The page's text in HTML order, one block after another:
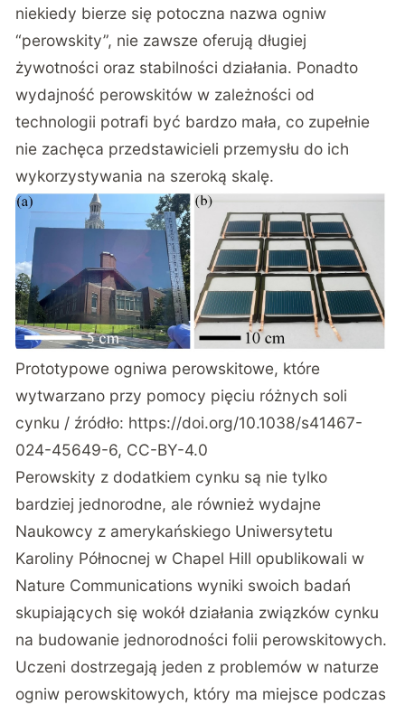
niekiedy bierze się potoczna nazwa ogniw
“perowskity”, nie zawsze oferują długiej
żywotności oraz stabilności działania. Ponadto
wydajność perowskitów w zależności od
technologii potrafi być bardzo mała, co zupełnie
nie zachęca przedstawicieli przemysłu do ich
wykorzystywania na szeroką skalę.
Prototypowe ogniwa perowskitowe, które
wytwarzano przy pomocy pięciu różnych soli
cynku / źródło: https://doi.org/10.1038/s41467-
024-45649-6, CC-BY-4.0
Perowskity z dodatkiem cynku są nie tylko
bardziej jednorodne, ale również wydajne
Naukowcy z amerykańskiego Uniwersytetu
Karoliny Północnej w Chapel Hill opublikowali w
Nature Communications wyniki swoich badań
skupiających się wokół działania związków cynku
na budowanie jednorodności folii perowskitowych.
Uczeni dostrzegają jeden z problemów w naturze
ogniw perowskitowych, który ma miejsce podczas